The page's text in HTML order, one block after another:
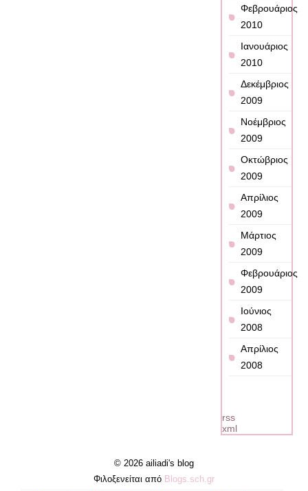
Φεβρουάριος
2010
Ιανουάριος
2010
Δεκέμβριος
2009
Νοέμβριος
2009
Οκτώβριος
2009
Απρίλιος
2009
Μάρτιος
2009
Φεβρουάριος
2009
Ιούνιος
2008
Απρίλιος
2008
rss
xml
© 2026 ailiadi's blog
Φιλοξενείται από Blogs.sch.gr